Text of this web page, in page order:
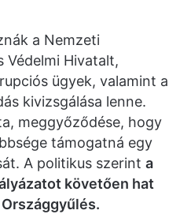
a Nemzeti
Védelmi Hivatalt,
ügyek, valamint a
kivizsgálása lenne.
meggyőződése, hogy
támogatná egy
A politikus szerint a
követően hat